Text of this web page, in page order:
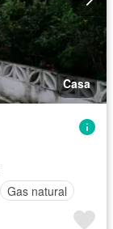
Casa
Gas natural